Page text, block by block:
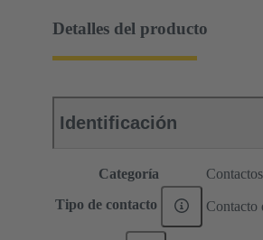
Detalles del producto
Identificación
Categoría Contactos
Tipo de contacto Contacto